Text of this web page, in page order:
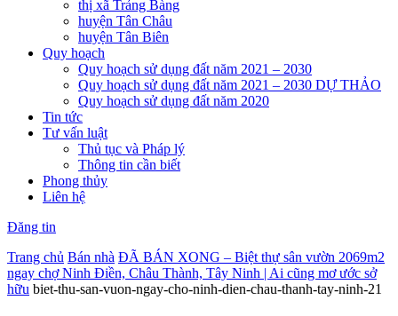
thị xã Trảng Bàng
huyện Tân Châu
huyện Tân Biên
Quy hoạch
Quy hoạch sử dụng đất năm 2021 – 2030
Quy hoạch sử dụng đất năm 2021 – 2030 DỰ THẢO
Quy hoạch sử dụng đất năm 2020
Tin tức
Tư vấn luật
Thủ tục và Pháp lý
Thông tin cần biết
Phong thủy
Liên hệ
Đăng tin
Trang chủ Bán nhà ĐÃ BÁN XONG – Biệt thự sân vườn 2069m2
ngay chợ Ninh Điền, Châu Thành, Tây Ninh | Ai cũng mơ ước sở
hữu biet-thu-san-vuon-ngay-cho-ninh-dien-chau-thanh-tay-ninh-21